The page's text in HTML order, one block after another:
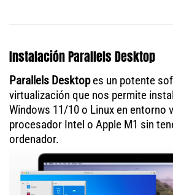
Instalación Parallels Desktop
Parallels Desktopes un potente
virtualización que nos permite
Windows 11/10 o Linux en entorno
procesador Intel o Apple M1 sin
ordenador.